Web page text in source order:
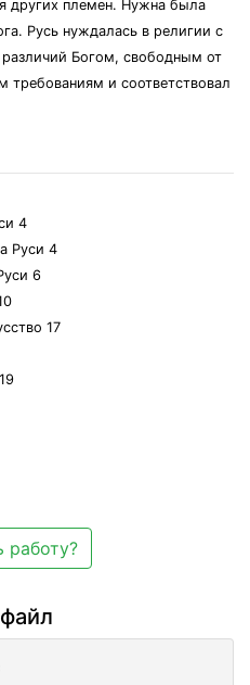
других племен. Нужна была
Русь нуждалась в религии с
Богом, свободным от
и соответствовал
4
Руси 4
6
17
работу?